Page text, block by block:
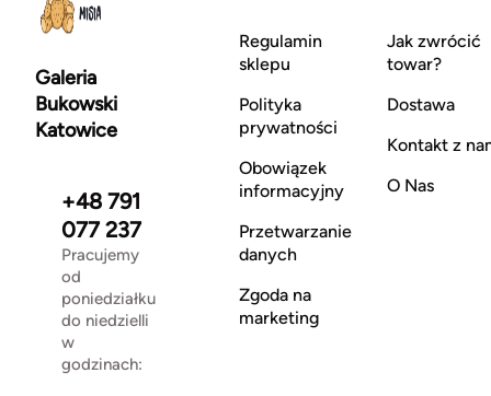
Galeria
Bukowski
Katowice
+48 791
077 237
Pracujemy
od
poniedziałku
do niedzielli
w
godzinach:
Regulamin
sklepu
Polityka
prywatności
Obowiązek
informacyjny
Przetwarzanie
danych
Zgoda na
marketing
Jak zwrócić
towar?
Dostawa
Kontakt z
O Nas